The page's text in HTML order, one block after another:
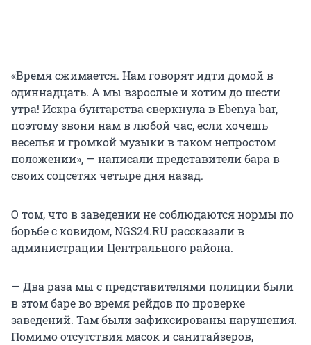
«Время сжимается. Нам говорят идти домой в
одиннадцать. А мы взрослые и хотим до шести
утра! Искра бунтарства сверкнула в Ebenya bar,
поэтому звони нам в любой час, если хочешь
веселья и громкой музыки в таком непростом
положении», — написали представители бара в
своих соцсетях четыре дня назад.
О том, что в заведении не соблюдаются нормы по
борьбе с ковидом, NGS24.RU рассказали в
администрации Центрального района.
— Два раза мы с представителями полиции были
в этом баре во время рейдов по проверке
заведений. Там были зафиксированы нарушения.
Помимо отсутствия масок и санитайзеров,